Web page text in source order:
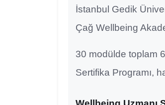
İstanbul Gedik
Çağ Wellbeing
30 modülde toplam
Sertifika Programı,